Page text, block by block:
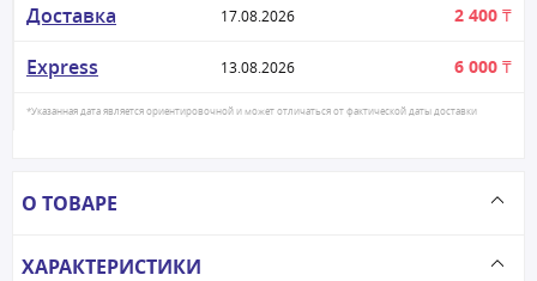
Доставка 17.08.2026 2 400 ₸
Express 13.08.2026 6 000 ₸
*Указанная дата является ориентировочной и может отличаться от фактической даты доставки
О ТОВАРЕ
ХАРАКТЕРИСТИКИ